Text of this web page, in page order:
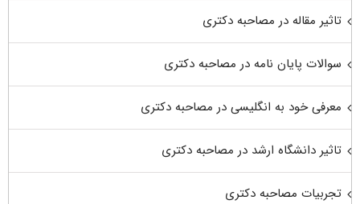
تاثیر مقاله در مصاحبه دکتری
سوالات پایان نامه در مصاحبه دکتری
معرفی خود به انگلیسی در مصاحبه دکتری
تاثیر دانشگاه ارشد در مصاحبه دکتری
تجربیات مصاحبه دکتری